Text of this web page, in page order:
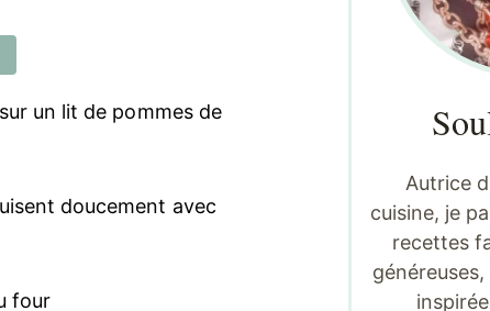
un lit de pommes de
doucement avec
Autrice
cuisine, je
recettes